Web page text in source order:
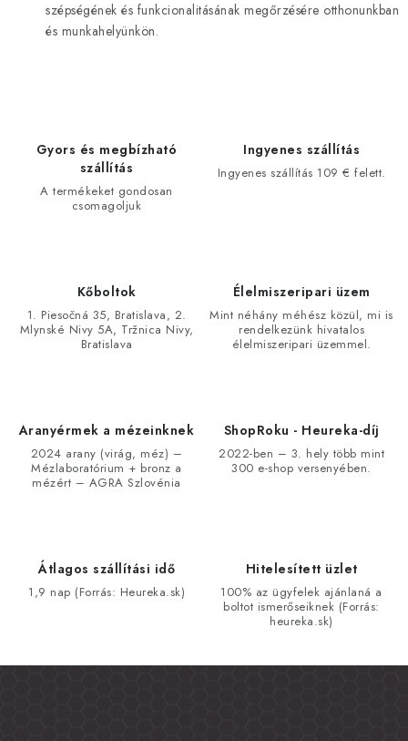
szépségének és funkcionalitásának megőrzésére otthonunkban
és munkahelyünkön.
Gyors és megbízható
szállítás
A termékeket gondosan
csomagoljuk
Ingyenes szállítás
Ingyenes szállítás 109 € felett.
Kőboltok
1. Piesočná 35, Bratislava, 2.
Mlynské Nivy 5A, Tržnica Nivy,
Bratislava
Élelmiszeripari üzem
Mint néhány méhész közül, mi is
rendelkezünk hivatalos
élelmiszeripari üzemmel.
Aranyérmek a mézeinknek
2024 arany (virág, méz) –
Mézlaboratórium + bronz a
mézért – AGRA Szlovénia
ShopRoku - Heureka-díj
2022-ben – 3. hely több mint
300 e-shop versenyében.
Átlagos szállítási idő
1,9 nap (Forrás: Heureka.sk)
Hitelesített üzlet
100% az ügyfelek ajánlaná a
boltot ismerőseiknek (Forrás:
heureka.sk)